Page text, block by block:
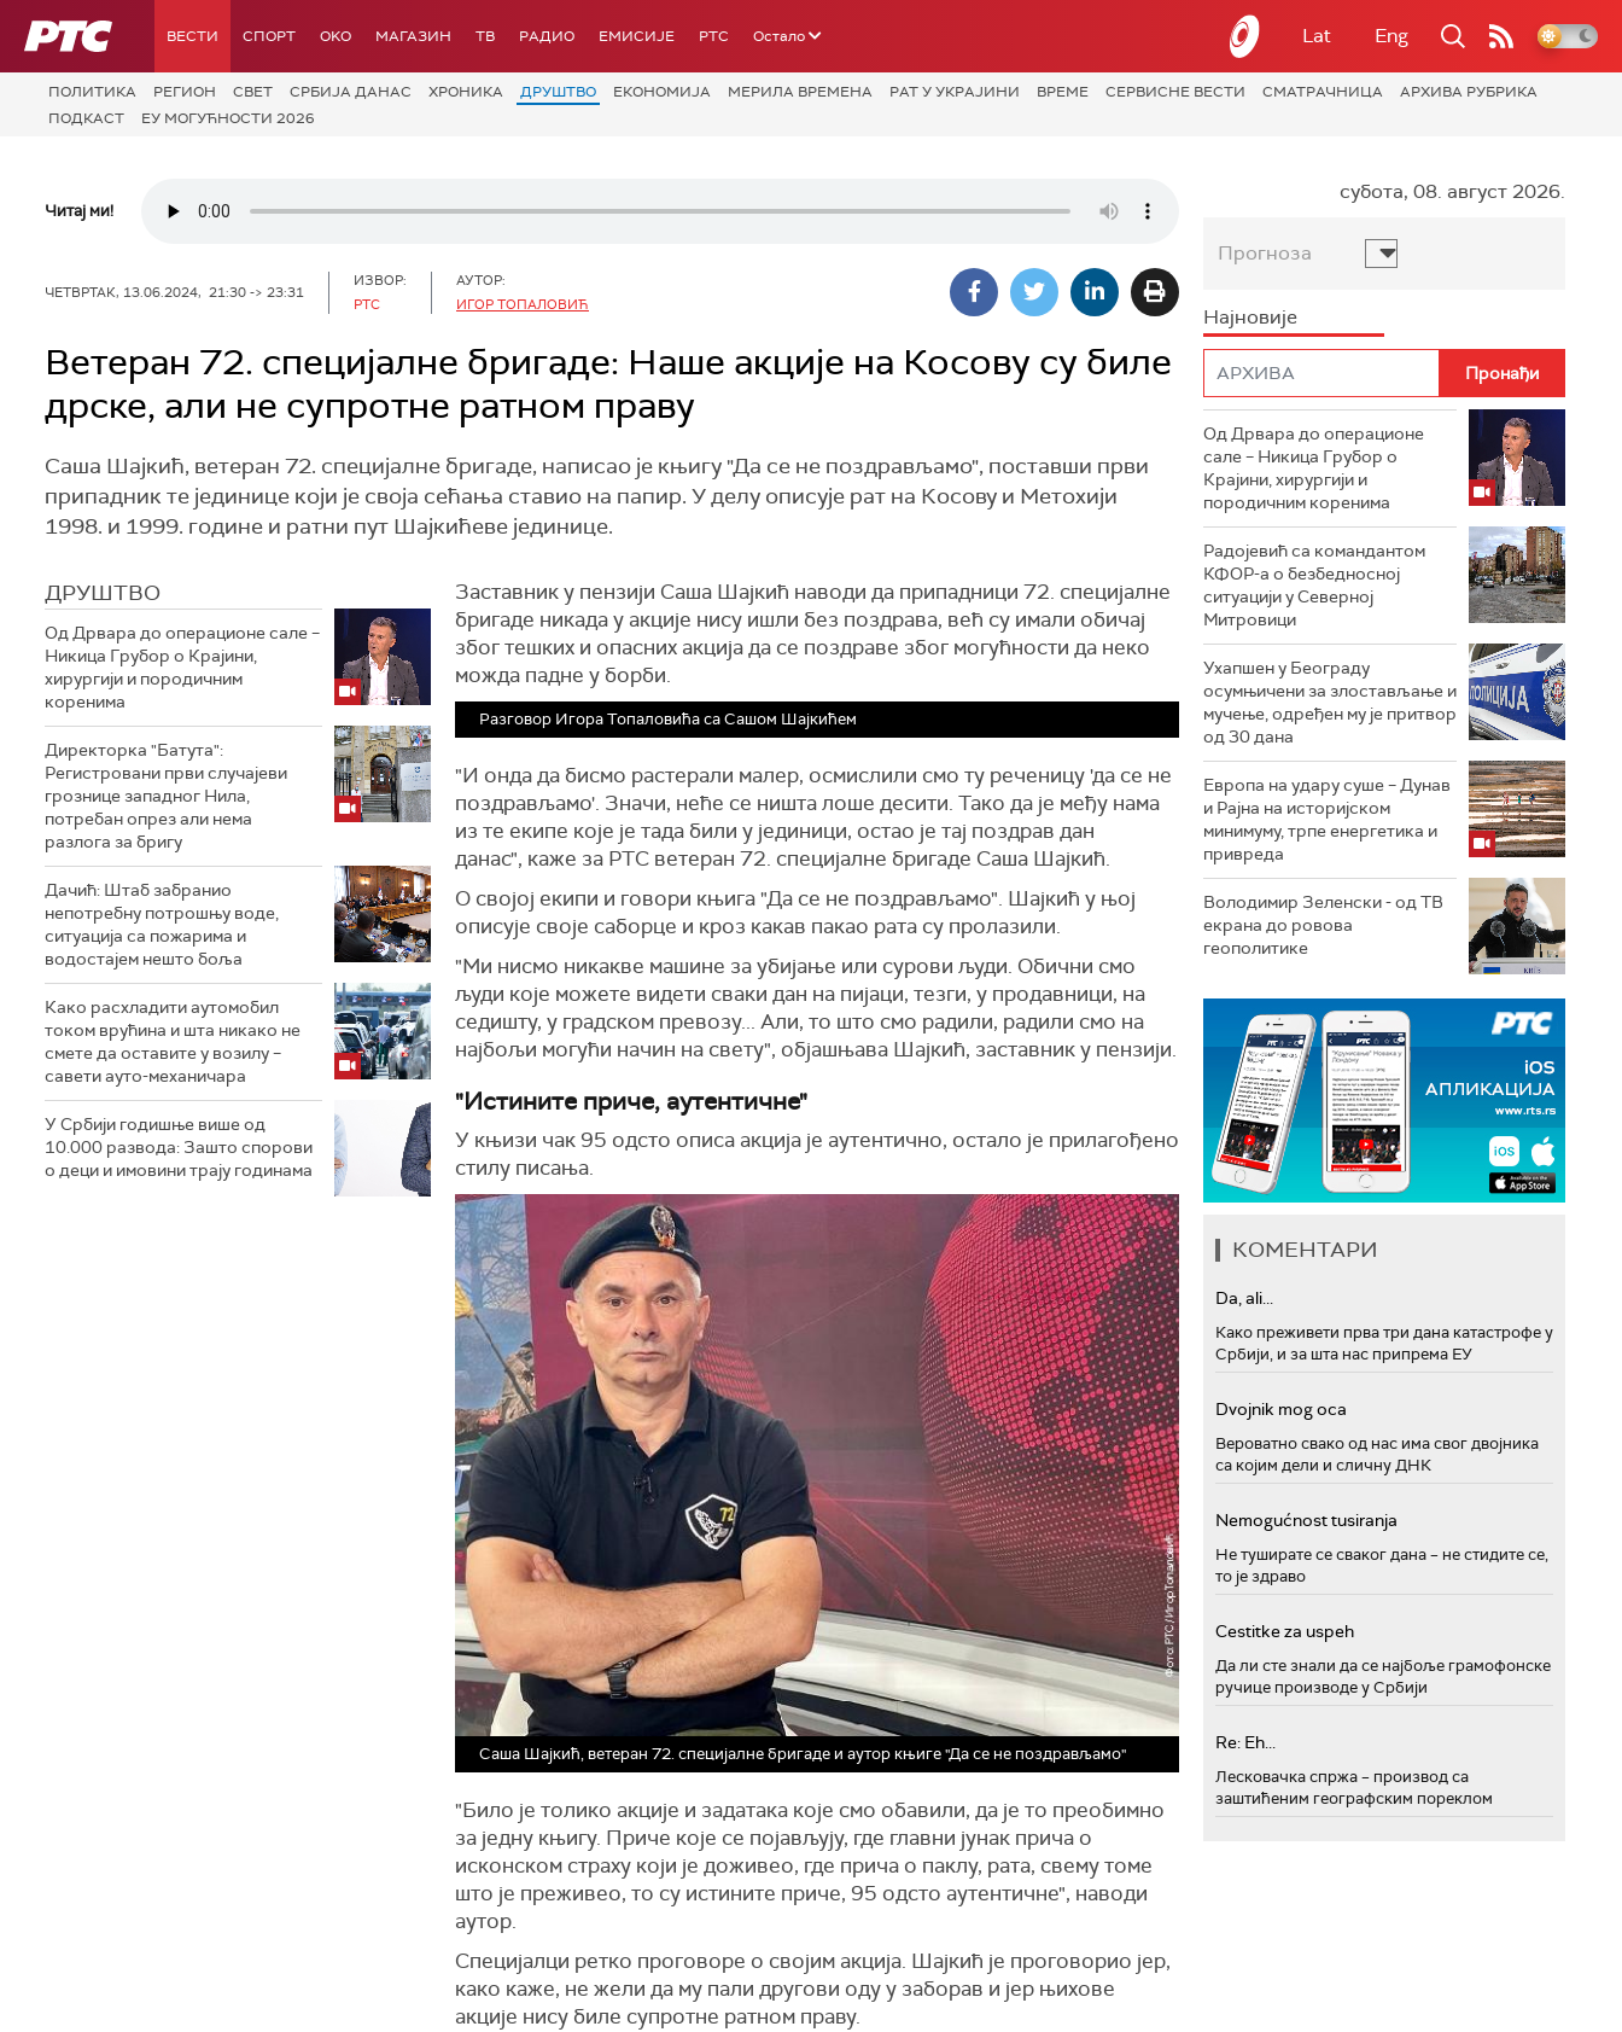
РТС ВЕСТИ СПОРТ OKO МАГАЗИН ТВ РАДИО ЕМИСИЈЕ РТС Остало Lat Eng
ПОЛИТИКА РЕГИОН СВЕТ СРБИЈА ДАНАС ХРОНИКА ДРУШТВО ЕКОНОМИЈА МЕРИЛА ВРЕМЕНА РАТ У УКРАЈИНИ ВРЕМЕ СЕРВИСНЕ ВЕСТИ СМАТРАЧНИЦА
АРХИВА РУБРИКА
ПОДКАСТ
ЕУ МОГУЋНОСТИ 2026
Читај ми!
ЧЕТВРТАК, 13.06.2024, 21:30 -> 23:31
ИЗВОР:
РТС
АУТОР:
ИГОР ТОПАЛОВИЋ
Ветеран 72. специјалне бригаде: Наше акције на Косову су биле
дрске, али не супротне ратном праву
Саша Шајкић, ветеран 72. специјалне бригаде, написао је књигу "Да се не поздрављамо", поставши први
припадник те јединице који је своја сећања ставио на папир. У делу описује рат на Косову и Метохији
1998. и 1999. године и ратни пут Шајкићеве јединице.
ДРУШТВО
Од Дрвара до операционе сале –
Никица Грубор о Крајини,
хирургији и породичним
коренима
Директорка "Батута":
Регистровани први случајеви
грознице западног Нила,
потребан опрез али нема
разлога за бригу
Дачић: Штаб забранио
непотребну потрошњу воде,
ситуација са пожарима и
водостајем нешто боља
Како расхладити аутомобил
током врућина и шта никако не
смете да оставите у возилу –
савети ауто-механичара
У Србији годишње више од
10.000 развода: Зашто спорови
о деци и имовини трају годинама
Заставник у пензији Саша Шајкић наводи да припадници 72. специјалне
бригаде никада у акције нису ишли без поздрава, већ су имали обичај
због тешких и опасних акција да се поздраве због могућности да неко
можда падне у борби.
Разговор Игора Топаловића са Сашом Шајкићем
"И онда да бисмо растерали малер, осмислили смо ту реченицу 'да се не
поздрављамо'. Значи, неће се ништа лоше десити. Тако да је међу нама
из те екипе које је тада били у јединици, остао је тај поздрав дан
данас", каже за РТС ветеран 72. специјалне бригаде Саша Шајкић.
О својој екипи и говори књига "Да се не поздрављамо". Шајкић у њој
описује своје саборце и кроз какав пакао рата су пролазили.
"Ми нисмо никакве машине за убијање или сурови људи. Обични смо
људи које можете видети сваки дан на пијаци, тезги, у продавници, на
седишту, у градском превозу... Али, то што смо радили, радили смо на
најбољи могући начин на свету", објашњава Шајкић, заставник у пензији.
"Истините приче, аутентичне"
У књизи чак 95 одсто описа акција је аутентично, остало је прилагођено
стилу писања.
Саша Шајкић, ветеран 72. специјалне бригаде и аутор књиге "Да се не поздрављамо"
"Било је толико акције и задатака које смо обавили, да је то преобимно
за једну књигу. Приче које се појављују, где главни јунак прича о
исконском страху који је доживео, где прича о паклу, рата, свему томе
што је преживео, то су истините приче, 95 одсто аутентичне", наводи
аутор.
Специјалци ретко проговоре о својим акција. Шајкић је проговорио јер,
како каже, не жели да му пали другови оду у заборав и јер њихове
акције нису биле супротне ратном праву.
субота, 08. август 2026.
Прогноза
Најновије
Од Дрвара до операционе
сале – Никица Грубор о
Крајини, хирургији и
породичним коренима
Радојевић са командантом
КФОР-а о безбедносној
ситуацији у Северној
Митровици
Ухапшен у Београду
осумњичени за злостављање и
мучење, одређен му је притвор
од 30 дана
Европа на удару суше – Дунав
и Рајна на историјском
минимуму, трпе енергетика и
привреда
Володимир Зеленски - од ТВ
екрана до ровова
геополитике
КОМЕНТАРИ
Da, ali...
Како преживети прва три дана катастрофе у
Србији, и за шта нас припрема ЕУ
Dvojnik mog oca
Вероватно свако од нас има свог двојника
са којим дели и сличну ДНК
Nemogućnost tusiranja
Не туширате се сваког дана – не стидите се,
то је здраво
Cestitke za uspeh
Да ли сте знали да се најбоље грамофонске
ручице производе у Србији
Re: Eh...
Лесковачка спржа – производ са
заштићеним географским пореклом